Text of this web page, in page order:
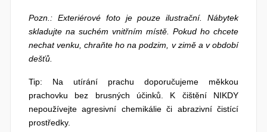
Pozn.: Exteriérové foto je pouze ilustrační. Nábytek
skladujte na suchém vnitřním místě. Pokud ho chcete
nechat venku, chraňte ho na podzim, v zimě a v období
dešťů.
Tip: Na utírání prachu doporučujeme měkkou
prachovku bez brusných účinků. K čištění NIKDY
nepoužívejte agresivní chemikálie či abrazivní čistící
prostředky.